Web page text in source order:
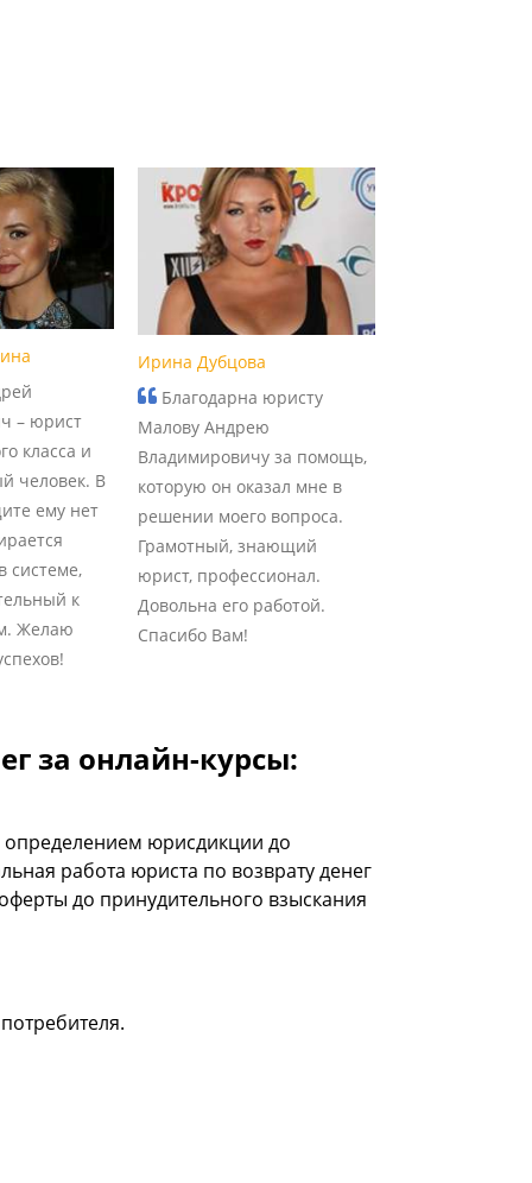
– юрист
класса и
человек. В
ему нет
системе,
к
Желаю
Ирина Дубцова
Благодарна юристу
Малову Андрею
Владимировичу за помощь,
которую он оказал мне в
решении моего вопроса.
Грамотный, знающий
юрист, профессионал.
Довольна его работой.
Спасибо Вам!
за онлайн-курсы:
юрисдикции до
работа юриста по возврату денег
до принудительного взыскания